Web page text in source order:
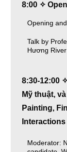
8:00 ✧
Opening
Talk by
Hương
8:30-12:00
Mỹ thuật,
Painting,
Interactions
Moderator: